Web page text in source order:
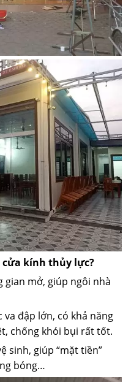
cửa kính thủy lực?
gian mở, giúp ngôi nhà
đập lớn, có khả năng
chống khói bụi rất tốt.
sinh, giúp “mặt tiền”
bóng…